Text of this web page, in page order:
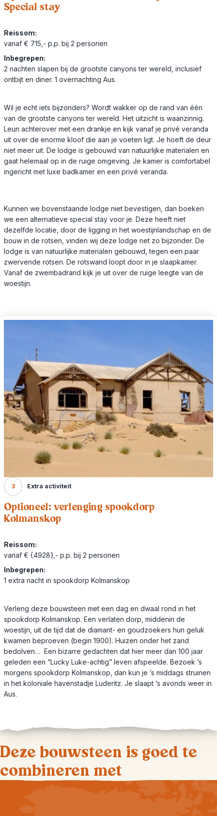
Special stay
Reissom:
vanaf € 715,- p.p. bij 2 personen
Inbegrepen:
2 nachten slapen bij de grootste canyons ter wereld, inclusief
ontbijt en diner. 1 overnachting Aus.
Wil je echt iets bijzonders? Wordt wakker op de rand van één
van de grootste canyons ter wereld. Het uitzicht is waanzinnig.
Leun achterover met een drankje en kijk vanaf je privé veranda
uit over de enorme kloof die aan je voeten ligt. Je hoeft de deur
niet meer uit. De lodge is gebouwd van natuurlijke materialen en
gaat helemaal op in de ruige omgeving. Je kamer is comfortabel
ingericht met luxe badkamer en een privé veranda.
Kunnen we bovenstaande lodge niet bevestigen, dan boeken
we een alternatieve special stay voor je. Deze heeft niet
dezelfde locatie, door de ligging in het woestijnlandschap en de
bouw in de rotsen, vinden wij deze lodge net zo bijzonder. De
lodge is van natuurlijke materialen gebouwd, tegen een paar
zwervende rotsen. De rotswand loopt door in je slaapkamer.
Vanaf de zwembadrand kijk je uit over de ruige leegte van de
woestijn.
3 Extra activiteit
Optioneel: verlenging spookdorp
Kolmanskop
Reissom:
vanaf € {4928},- p.p. bij 2 personen
Inbegrepen:
1 extra nacht in spookdorp Kolmanskop
Verleng deze bouwsteen met een dag en dwaal rond in het
spookdorp Kolmanskop. Een verlaten dorp, middenin de
woestijn, uit de tijd dat de diamant- en goudzoekers hun geluk
kwamen beproeven (begin 1900). Huizen onder het zand
bedolven… Een bizarre gedachten dat hier meer dan 100 jaar
geleden een “Lucky Luke-achtig” leven afspeelde. Bezoek ’s
morgens spookdorp Kolmanskop, dan kun je ’s middags struinen
in het koloniale havenstadje Luderitz. Je slaapt ’s avonds weer in
Aus.
Deze bouwsteen is goed te
combineren met